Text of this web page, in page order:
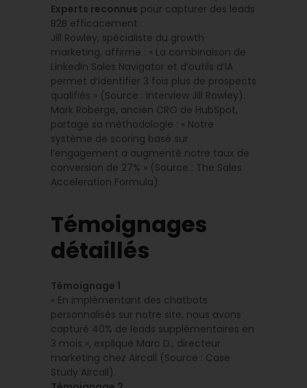
Experts reconnus pour capturer des leads
B2B efficacement
Jill Rowley, spécialiste du growth
marketing, affirme : « La combinaison de
LinkedIn Sales Navigator et d’outils d’IA
permet d’identifier 3 fois plus de prospects
qualifiés » (Source : Interview Jill Rowley).
Mark Roberge, ancien CRO de HubSpot,
partage sa méthodologie : « Notre
système de scoring basé sur
l’engagement a augmenté notre taux de
conversion de 27% » (Source : The Sales
Acceleration Formula).
Témoignages
détaillés
Témoignage 1
« En implémentant des chatbots
personnalisés sur notre site, nous avons
capturé 40% de leads supplémentaires en
3 mois », explique Marc D., directeur
marketing chez Aircall (Source : Case
Study Aircall).